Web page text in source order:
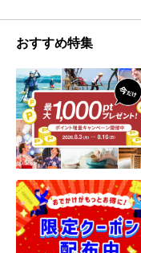
おすすめ特集